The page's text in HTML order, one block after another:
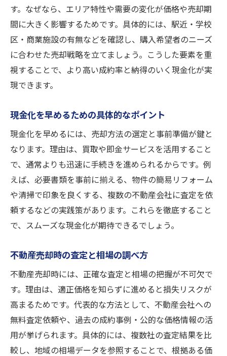
す。なぜなら、エリア特性や需要の変化が価格や売却期
間に大きく影響するためです。具体的には、駅近・学校
区・商業施設の有無などを確認し、購入希望者のニーズ
に合わせた売却戦略を立てましょう。こうした要素を重
視することで、より高い成約率と納得のいく現金化が実
現できます。
現金化を早めるための具体的なポイント
現金化を早めるには、売却方法の選定と事前準備が鍵と
なります。理由は、買取や即金サービスを活用すること
で、通常よりも迅速に手続きを進められるからです。例
えば、必要書類を事前に揃える、物件の簡易リフォーム
や清掃で印象を良くする、複数の不動産会社に査定を依
頼するなどの実践策があります。これらを徹底すること
で、スムーズな現金化が期待できるでしょう。
不動産売却時の査定と相場の調べ方
不動産売却時には、正確な査定と相場の把握が不可欠で
す。理由は、適正価格を知らずに進めると損失リスクが
高まるためです。代表的な方法として、不動産会社への
無料査定依頼や、過去の成約事例・公的な価格情報の活
用が挙げられます。具体的には、複数社の査定結果を比
較し、地域の相場データを参照することで、根拠ある価